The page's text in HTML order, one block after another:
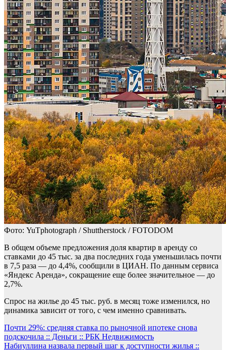
Фото: YuTphotograph / Shuttherstock / FOTODOM
В общем объеме предложения доля квартир в аренду со
ставками до 45 тыс. за два последних года уменьшилась почти
в 7,5 раза — до 4,4%, сообщили в ЦИАН. По данным сервиса
«Яндекс Аренда», сокращение еще более значительное — до
2,7%.
Спрос на жилье до 45 тыс. руб. в месяц тоже изменился, но
динамика зависит от того, с чем именно сравнивать.
Навигация
по
Почти 29%: средняя ставка по рыночной ипотеке снова
подскочила :: Деньги :: РБК Недвижимость
Набиуллина назвала первый шаг к доступности жилья ::